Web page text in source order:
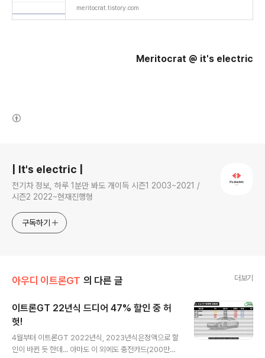
meritocrat.tistory.com
Meritocrat @ it's electric
| It's electric |
전기차 정보, 하루 1분만 봐도 개이득 시즌1 2003~2021 /
시즌2 2022~현재진행형
구독하기
아우디 이트론GT 의 다른 글 더보기
이트론GT 22년식 드디어 47% 할인 중 허
헛!
4월부터 이트론GT 2022년식, 2023년식은정액으로 할
인이 바뀐 듯 한데... 아마도 이 외에도 충전카드(200만원)